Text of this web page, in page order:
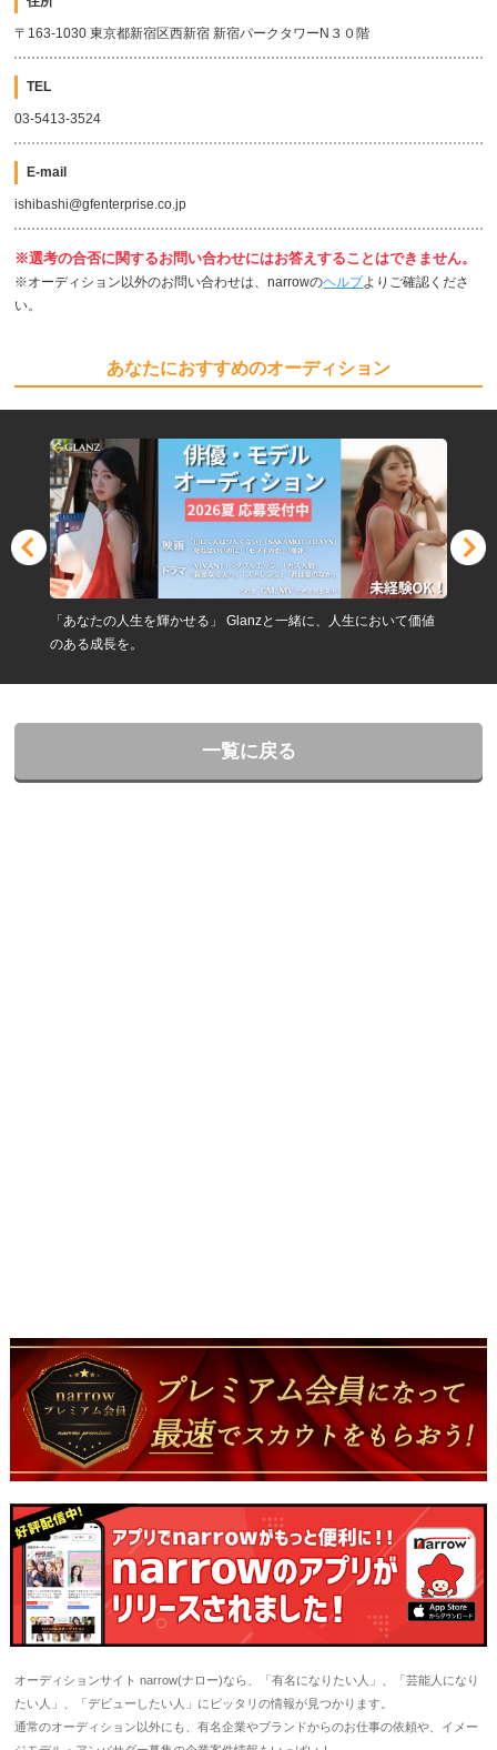
〒163-1030 東京都新宿区西新宿 新宿パークタワーN３０階
TEL
03-5413-3524
E-mail
ishibashi@gfenterprise.co.jp
※選考の合否に関するお問い合わせにはお答えすることはできません。
※オーディション以外のお問い合わせは、narrowのヘルプよりご確認くださ
い。
あなたにおすすめのオーディション
「あなたの人生を輝かせる」 Glanzと一緒に、人生において価値
のある成長を。
一覧に戻る
オーディションサイト narrow(ナロー)なら、「有名になりたい人」、「芸能人になり
たい人」、「デビューしたい人」にピッタリの情報が見つかります。
通常のオーディション以外にも、有名企業やブランドからのお仕事の依頼や、イメー